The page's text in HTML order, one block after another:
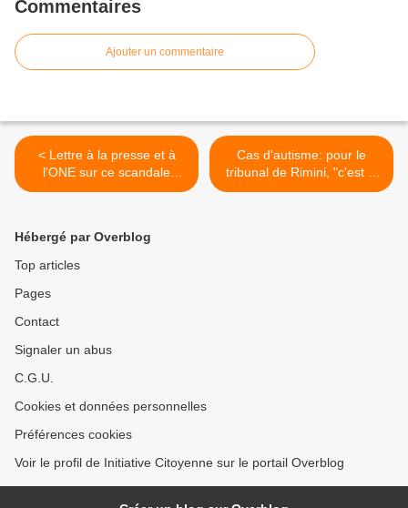
Commentaires
Ajouter un commentaire
< Lettre à la presse et à
l'ONE sur ce scandale
vaccinal qui ne peut plus
Cas d'autisme: pour le
tribunal de Rimini, "c'est la
faute du vaccin" >
Hébergé par Overblog
Top articles
Pages
Contact
Signaler un abus
C.G.U.
Cookies et données personnelles
Préférences cookies
Voir le profil de Initiative Citoyenne sur le portail Overblog